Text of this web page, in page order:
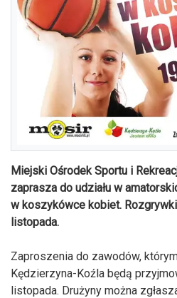
Miejski Ośrodek Sportu i
zaprasza do udziału w
w koszykówce kobiet.
listopada.
Zaproszenia do zawodów,
Kędzierzyna-Koźla będą
listopada. Drużyny można